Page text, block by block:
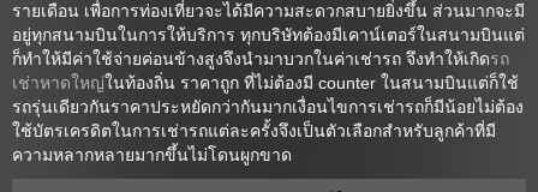
รายเดือน เพื่อการท่องเที่ยวจะได้มีความสะดวกสบายยิ่งขึ้น ส่วนมากจะมี
อยู่ทุกสนามบินในการให้บริการ ทุกบริษัทต้องมีเคาน์เตอร์ในสนามบินแต่
ก็ทำให้มีค่าใช้จ่ายค่อนข้างสูงจึงนำมาบวกในค่าเช่ารถ จึงทำให้เกิดรถ
เช่าหาดใหญ่ในท้องถิ่น ราคาถูก ที่ไม่ต้องมี counter ในสนามบินแต่ก็ใช้
รถรุ่นเดียวกันราคาประหยัดกว่ากันมากเงื่อนไขการเช่ารถก็มีน้อยไม่ต้อง
ใช้บัตรเครดิตในการเช่ารถแต่ละครั้งจึงเป็นตัวเลือกสำหรับลูกค้าที่มี
ความหลากหลายมากขึ้นไม่โดนผูกขาด